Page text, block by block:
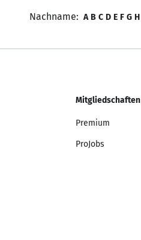
Nachname: A B C D E F G H
Mitgliedschaften
Premium
ProJobs